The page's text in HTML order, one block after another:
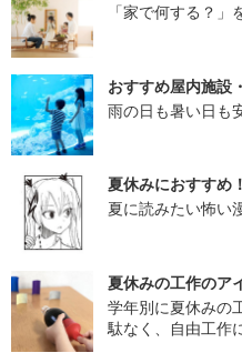
「家で何する？
おすすめ屋内施設
雨の日も暑い日も
夏休みにおすすめ
夏に読みたい怖い
夏休みの工作のア
学年別に夏休みの
駄なく、自由工作